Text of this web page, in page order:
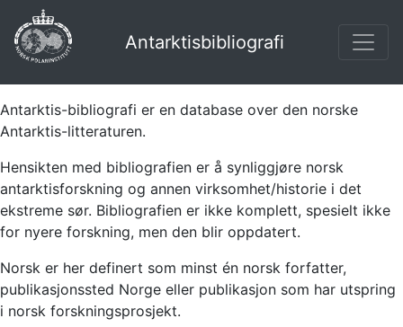
Antarktisbibliografi
Antarktis-bibliografi er en database over den norske
Antarktis-litteraturen.
Hensikten med bibliografien er å synliggjøre norsk
antarktisforskning og annen virksomhet/historie i det
ekstreme sør. Bibliografien er ikke komplett, spesielt ikke
for nyere forskning, men den blir oppdatert.
Norsk er her definert som minst én norsk forfatter,
publikasjonssted Norge eller publikasjon som har utspring
i norsk forskningsprosjekt.